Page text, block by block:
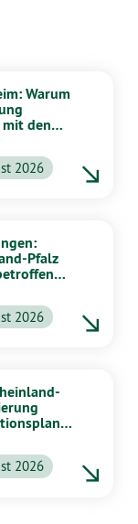
Warum
den
2026
Pfalz
2026
2026